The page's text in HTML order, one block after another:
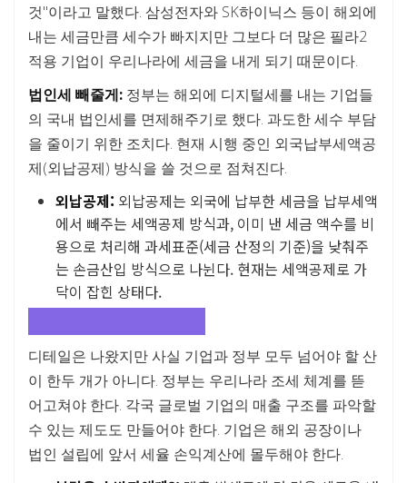
것"이라고 말했다. 삼성전자와 SK하이닉스 등이 해외에
내는 세금만큼 세수가 빠지지만 그보다 더 많은 필라2
적용 기업이 우리나라에 세금을 내게 되기 때문이다.
법인세 빼줄게: 정부는 해외에 디지털세를 내는 기업들
의 국내 법인세를 면제해주기로 했다. 과도한 세수 부담
을 줄이기 위한 조치다. 현재 시행 중인 외국납부세액공
제(외납공제) 방식을 쓸 것으로 점쳐진다.
외납공제: 외납공제는 외국에 납부한 세금을 납부세액
에서 빼주는 세액공제 방식과, 이미 낸 세금 액수를 비
용으로 처리해 과세표준(세금 산정의 기준)을 낮춰주
는 손금산입 방식으로 나뉜다. 현재는 세액공제로 가
닥이 잡힌 상태다.
디테일은 나왔지만 사실 기업과 정부 모두 넘어야 할 산
이 한두 개가 아니다. 정부는 우리나라 조세 체계를 뜯
어고쳐야 한다. 각국 글로벌 기업의 매출 구조를 파악할
수 있는 제도도 만들어야 한다. 기업은 해외 공장이나
법인 설립에 앞서 세율 손익계산에 몰두해야 한다.